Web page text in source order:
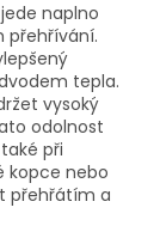
naplno
přehřívání.
tepla.
vysoký
odolnost
při
kopce nebo
přehřátím a